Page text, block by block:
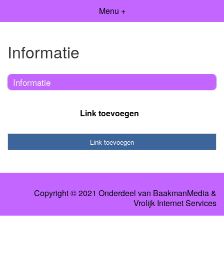
Menu +
Informatie
Informatie
Link toevoegen
Link toevoegen
Copyright © 2021 Onderdeel van BaakmanMedia&
Vrolijk Internet Services